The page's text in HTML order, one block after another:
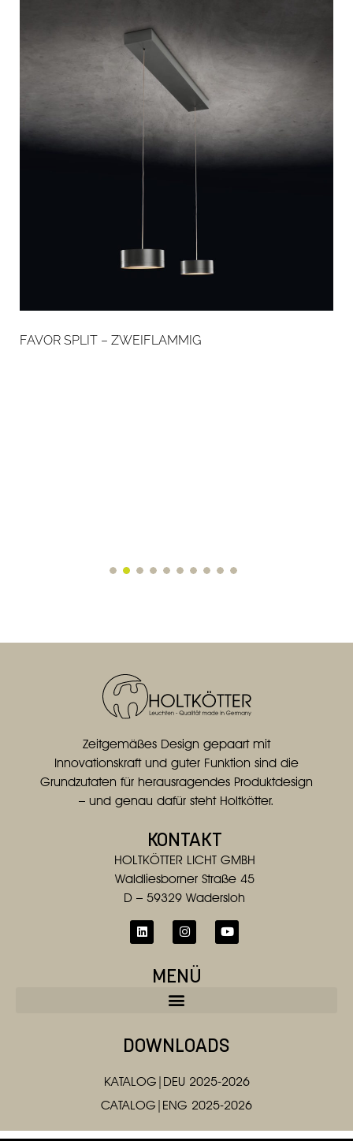
FAVOR SPLIT – ZWEIFLAMMIG
Zeitgemäßes Design gepaart mit
Innovationskraft und guter Funktion sind die
Grundzutaten für herausragendes Produktdesign
– und genau dafür steht Holtkötter.
KONTAKT
HOLTKÖTTER LICHT GMBH
Waldliesborner Straße 45
D – 59329 Wadersloh
MENÜ
DOWNLOADS
KATALOG|DEU 2025-2026
CATALOG|ENG 2025-2026